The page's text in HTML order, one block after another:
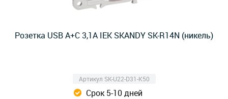
Розетка USB A+C 3,1А IEK SKANDY SK-R14N (никель)
Артикул SK-U22-D31-K50
Срок 5-10 дней